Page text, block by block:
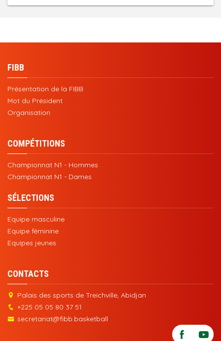
FIBB
Présentation de la FIBB
Mot du Président
Organisation
COMPÉTITIONS
Championnat N1 - Hommes
Championnat N1 - Dames
SÉLECTIONS
Equipe masculine
Equipe féminine
Equipes jeunes
CONTACTS
Palais des sports de Treichville, Abidjan
+225 05 05 80 37 51
secretariat@fibb.basketball